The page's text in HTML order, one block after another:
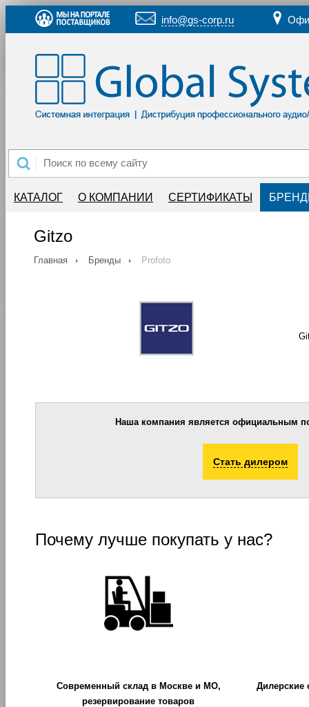
info@gs-corp.ru
КАТАЛОГ О КОМПАНИИ СЕРТИФИКАТЫ
Gitzo
Главная Бренды Profoto
Наша компания является официальным
Стать дилером
Почему лучше покупать у нас?
Современный склад в Москве и МО,
резервирование товаров
Дилерские